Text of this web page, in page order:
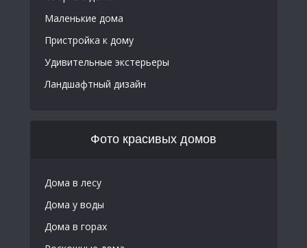
Маленькие дома
Пристройка к дому
Удивительные экстерьеры
Ландшафтный дизайн
Фото красивых домов
Дома в лесу
Дома у воды
Дома в горах